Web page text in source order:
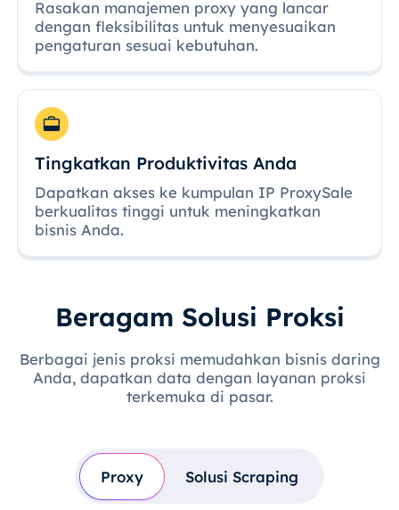
Rasakan manajemen proxy yang lancar
dengan fleksibilitas untuk menyesuaikan
pengaturan sesuai kebutuhan.
Tingkatkan Produktivitas Anda
Dapatkan akses ke kumpulan IP ProxySale
berkualitas tinggi untuk meningkatkan
bisnis Anda.
Beragam Solusi Proksi
Berbagai jenis proksi memudahkan bisnis daring
Anda, dapatkan data dengan layanan proksi
terkemuka di pasar.
Proxy Solusi Scraping